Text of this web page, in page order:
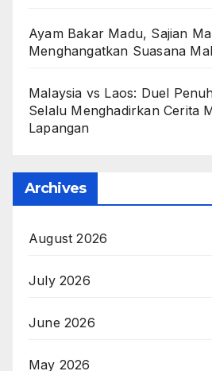
Ayam Bakar Madu, Sajian
Menghangatkan Suasana
Malaysia vs Laos: Duel
Selalu Menghadirkan Cerita
Lapangan
Archives
August 2026
July 2026
June 2026
May 2026